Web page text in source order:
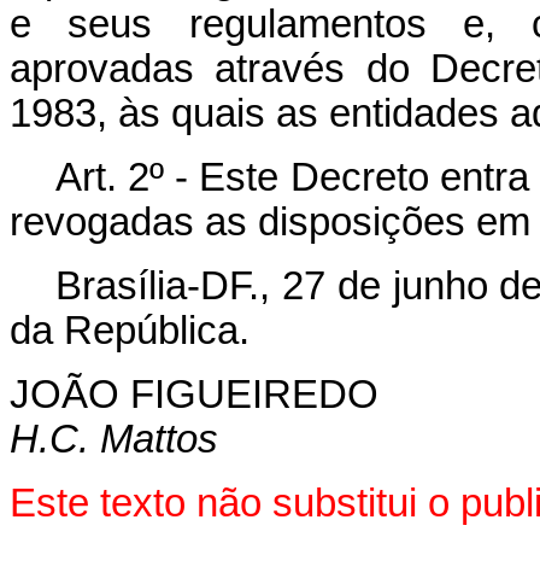
e seus regulamentos e,
aprovadas através do
1983, às quais as entidades
Art. 2º - Este Decreto
revogadas as disposições
Brasília-DF., 27 de junho
da República.
JOÃO FIGUEIREDO
H.C. Mattos
Este texto não substitui o